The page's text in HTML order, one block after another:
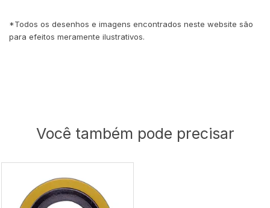
*Todos os desenhos e imagens encontrados neste website são
para efeitos meramente ilustrativos.
Você também pode precisar